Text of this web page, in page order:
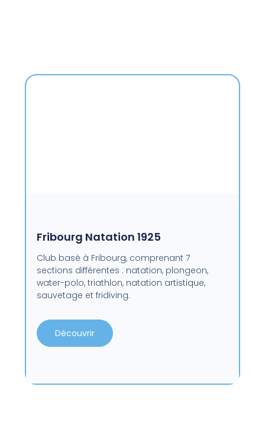
Fribourg Natation 1925
Club basé à Fribourg, comprenant 7
sections différentes : natation, plongeon,
water-polo, triathlon, natation artistique,
sauvetage et fridiving.
Découvrir